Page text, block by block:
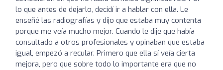
lo que antes de dejarlo, decidí ir a hablar con ella. Le
enseñé las radiografías y dijo que estaba muy contenta
porque me veía mucho mejor. Cuando le dije que había
consultado a otros profesionales y opinaban que estaba
igual, empezó a recular. Primero que ella sí veía cierta
mejora, pero que sobre todo lo importante era que no